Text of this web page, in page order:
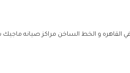
القاهره و الخط الساخن مراكز صيانه ماجيك